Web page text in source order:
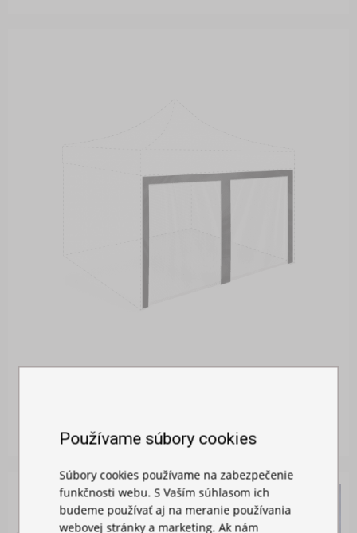
26,00 €
Používame súbory cookies
Súbory cookies používame na zabezpečenie
funkčnosti webu. S Vaším súhlasom ich
budeme používať aj na meranie používania
webovej stránky a marketing. Ak nám